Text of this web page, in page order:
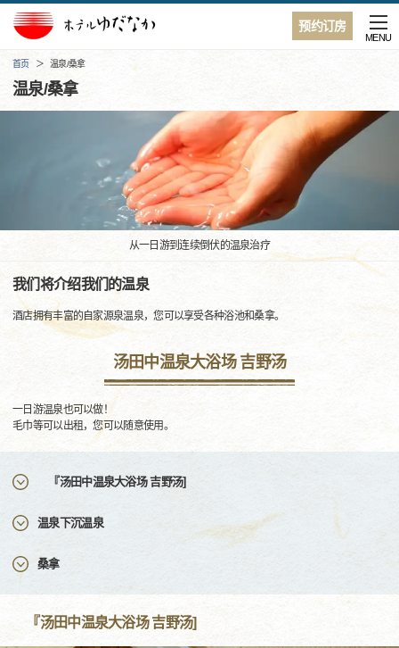
预约订房
MENU
首页 温泉/桑拿
温泉/桑拿
从一日游到连续倒伏的温泉治疗
我们将介绍我们的温泉
酒店拥有丰富的自家源泉温泉，您可以享受各种浴池和桑拿。
汤田中温泉大浴场 吉野汤
一日游温泉也可以做！
毛巾等可以出租，您可以随意使用。
『汤田中温泉大浴场 吉野汤]
温泉下沉温泉
桑拿
『汤田中温泉大浴场 吉野汤]